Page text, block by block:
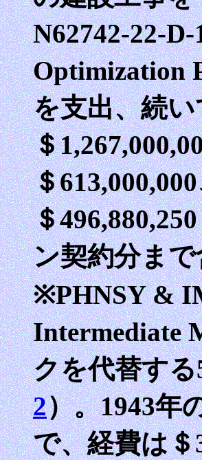
N62742-22-
Optimization
を支出、続い
＄
＄
＄
ン契約分まで
※PHNSY &
Intermediate
クを代替す
2）。1943年
で、経費は＄